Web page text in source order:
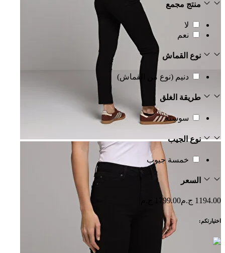
منتج مجمع
لا
نعم
نوع القماش
دنيم (نوع من القماش)
طريقة الغلق
سوسته
نوع الجيب
خمسة جيوب
السعر
1194.00 ج.م 1799.00 ج.م
اختيارتكم: